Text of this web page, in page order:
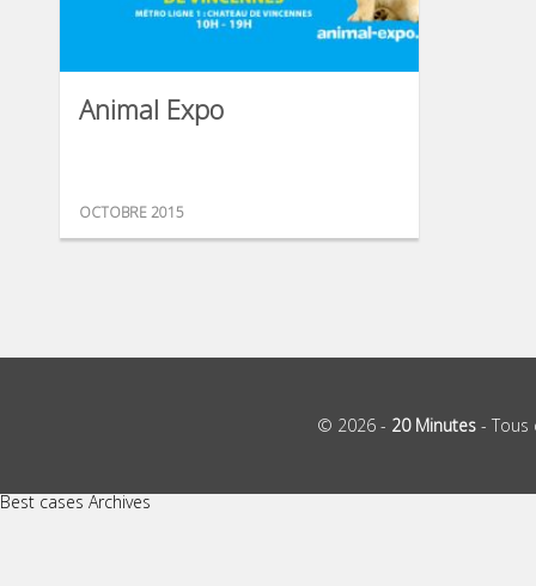
Animal Expo
OCTOBRE 2015
© 2026 - 20 Minutes -
Best cases Archives